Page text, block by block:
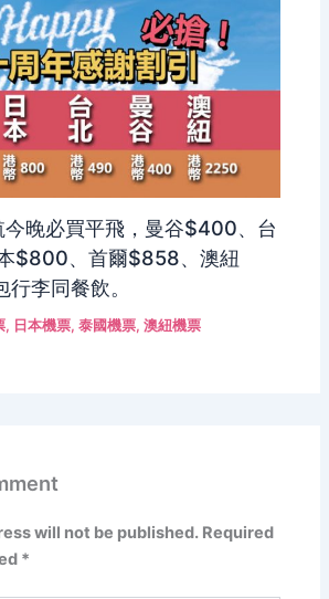
今晚必買平飛，曼谷$400、台
$800、首爾$858、澳紐
李同餐飲。
, 日本機票,泰國機票,澳紐機票
will not be published. Required
*